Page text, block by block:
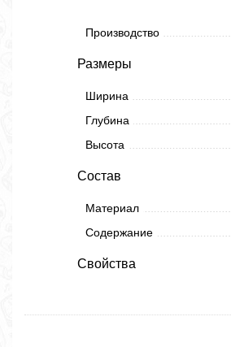
Производство
Размеры
Ширина
Глубина
Высота
Состав
Материал
Содержание
Свойства